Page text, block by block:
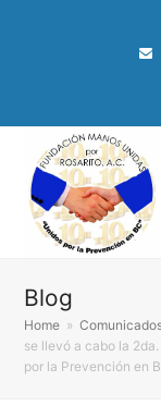
Blog
Home »
se llevó a cabo la
por la Prevención en